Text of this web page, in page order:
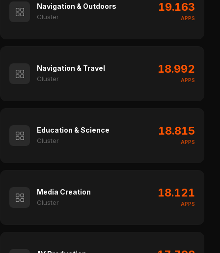
Navigation & Outdoors
Cluster
19.163
APPS
Navigation & Travel
Cluster
18.992
APPS
Education & Science
Cluster
18.815
APPS
Media Creation
Cluster
18.121
APPS